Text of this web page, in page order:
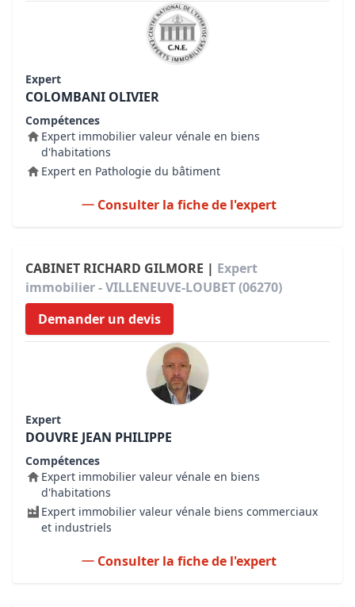
Expert
COLOMBANI OLIVIER
Compétences
Expert immobilier valeur vénale en biens
d'habitations
Expert en Pathologie du bâtiment
Consulter la fiche de l'expert
CABINET RICHARD GILMORE | Expert
immobilier - VILLENEUVE-LOUBET (06270)
Demander un devis
Expert
DOUVRE JEAN PHILIPPE
Compétences
Expert immobilier valeur vénale en biens
d'habitations
Expert immobilier valeur vénale biens commerciaux
et industriels
Consulter la fiche de l'expert